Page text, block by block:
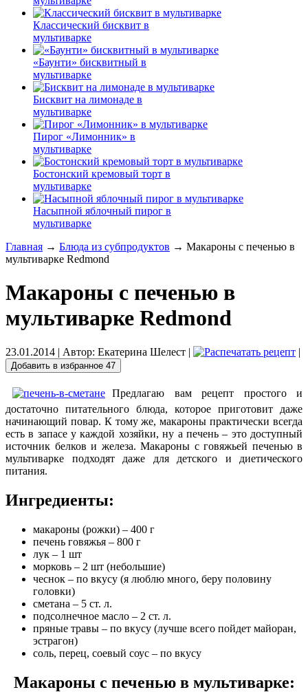
Классический бисквит в
мультиварке
«Баунти» бисквитный в
мультиварке
Бисквит на лимонаде в
мультиварке
Пирог «Лимонник» в
мультиварке
Бостонский кремовый торт в
мультиварке
Насыпной яблочный пирог в
мультиварке
Главная → Блюда из субпродуктов → Макароны с печенью в
мультиварке Redmond
Макароны с печенью в
мультиварке Redmond
23.01.2014 | Автор: Екатерина Шелест | |
Добавить в избранное 47
Предлагаю вам рецепт простого и
достаточно питательного блюда, которое приготовит даже
начинающий повар. К тому же, макароны практически всегда
есть в запасе у каждой хозяйки, ну а печень – это доступный
источник белков и железа. Макароны с говяжьей печенью в
мультиварке подходят даже для детского и диетического
питания.
Ингредиенты:
макароны (рожки) – 400 г
печень говяжья – 800 г
лук – 1 шт
морковь – 2 шт (небольшие)
чеснок – по вкусу (я люблю много, беру половину
головки)
сметана – 5 ст. л.
подсолнечное масло – 2 ст. л.
пряные травы – по вкусу (лучше всего пойдет майоран,
эстрагон)
соль, перец, соевый соус – по вкусу
Макароны с печенью в мультиварке: